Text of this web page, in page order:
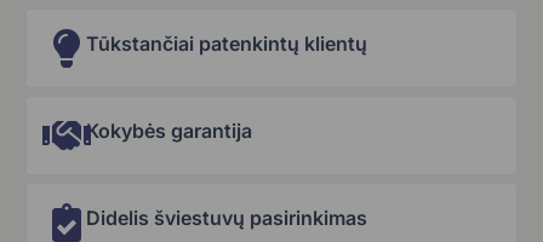
Tūkstančiai patenkintų klientų
Kokybės garantija
Didelis šviestuvų pasirinkimas